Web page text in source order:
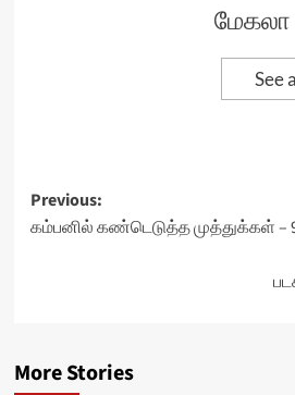
மேகலா
See
Post
navigation
Previous:
கம்பனில் கண்டெடுத்த முத்துக்கள் –
More Stories